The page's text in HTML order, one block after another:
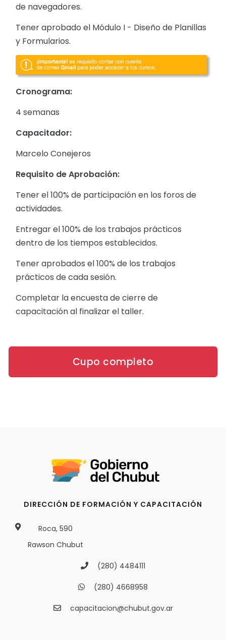
de navegadores.
Tener aprobado el Módulo I - Diseño de Planillas
y Formularios.
Cronograma:
4 semanas
Capacitador:
Marcelo Conejeros
Requisito de Aprobación:
Tener el 100% de participación en los foros de
actividades.
Entregar el 100% de los trabajos prácticos
dentro de los tiempos establecidos.
Tener aprobados el 100% de los trabajos
prácticos de cada sesión.
Completar la encuesta de cierre de
capacitación al finalizar el taller.
Cupo completo
DIRECCIÓN DE FORMACIÓN Y CAPACITACIÓN
Roca, 590
Rawson Chubut
(280) 4484111
(280) 4668958
capacitacion@chubut.gov.ar